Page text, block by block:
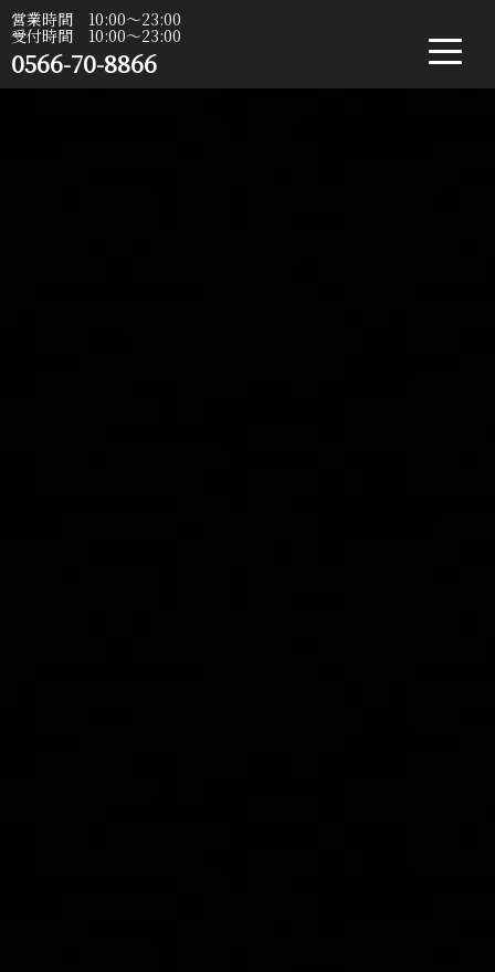
営業時間 10:00〜23:00
受付時間 10:00〜23:00
0566-70-8866